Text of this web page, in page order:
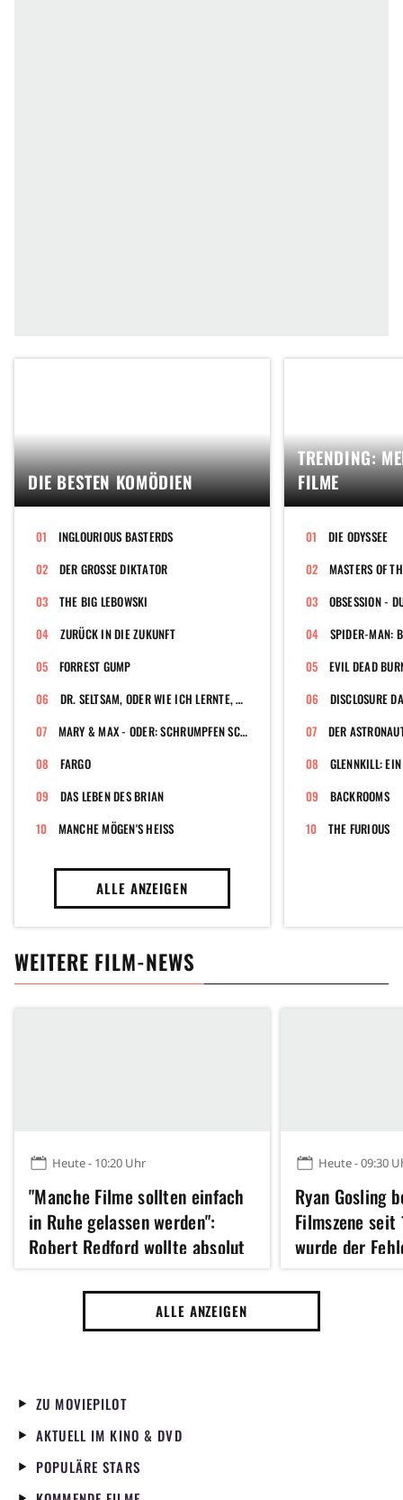
DIE BESTEN KOMÖDIEN
INGLOURIOUS BASTERDS
DER GROSSE DIKTATOR
THE BIG LEBOWSKI
ZURÜCK IN DIE ZUKUNFT
FORREST GUMP
DR. SELTSAM, ODER WIE ICH LERNTE, DIE BOMBE ZU LIEBEN
MARY & MAX - ODER: SCHRUMPFEN SCHAFE, WENN ES REGNET?
FARGO
DAS LEBEN DES BRIAN
MANCHE MÖGEN'S HEISS
ALLE ANZEIGEN
TRENDING:
FILME
DIE ODYSSEE
MASTERS OF
OBSESSION -
SPIDER-MAN:
EVIL DEAD
DER
GLENNKILL:
BACKROOMS
THE FURIOUS
WEITERE FILM-NEWS
Heute - 10:20 Uhr
"Manche Filme sollten einfach
in Ruhe gelassen werden":
Robert Redford wollte absolut
kein Remake dieses Klassikers
der 70er Jahre
Heute - 09:30
Ryan Gosling
Filmszene
wurde der
dem Poster
ALLE ANZEIGEN
ZU MOVIEPILOT
AKTUELL IM KINO & DVD
POPULÄRE STARS